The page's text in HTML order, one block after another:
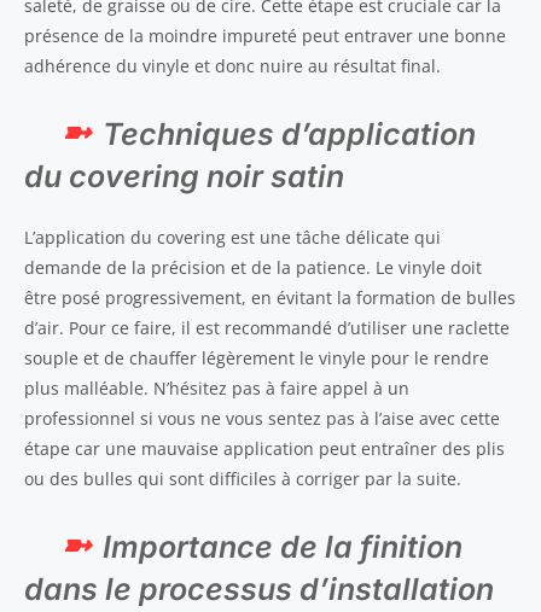
saleté, de graisse ou de cire. Cette étape est cruciale car la
présence de la moindre impureté peut entraver une bonne
adhérence du vinyle et donc nuire au résultat final.
Techniques d’application
du covering noir satin
L’application du covering est une tâche délicate qui
demande de la précision et de la patience. Le vinyle doit
être posé progressivement, en évitant la formation de bulles
d’air. Pour ce faire, il est recommandé d’utiliser une raclette
souple et de chauffer légèrement le vinyle pour le rendre
plus malléable. N’hésitez pas à faire appel à un
professionnel si vous ne vous sentez pas à l’aise avec cette
étape car une mauvaise application peut entraîner des plis
ou des bulles qui sont difficiles à corriger par la suite.
Importance de la finition
dans le processus d’installation